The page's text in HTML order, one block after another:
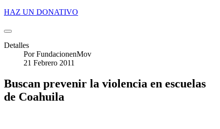
HAZ UN DONATIVO
Detalles
PorFundacionenMov
21 Febrero 2011
Buscan prevenir la violencia en escuelas
de Coahuila